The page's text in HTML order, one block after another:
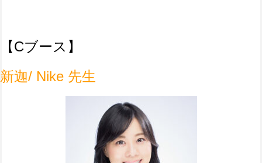
【Cブース】
新迦/ Nike 先生